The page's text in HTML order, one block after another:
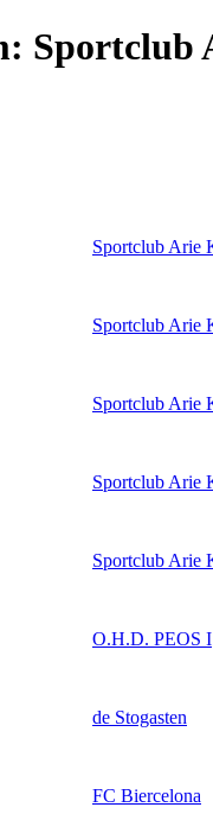
Sportclub
Sportclub Arie
Sportclub Arie
Sportclub Arie
Sportclub Arie
Sportclub Arie
O.H.D. PEOS I
de Stogasten
FC Biercelona